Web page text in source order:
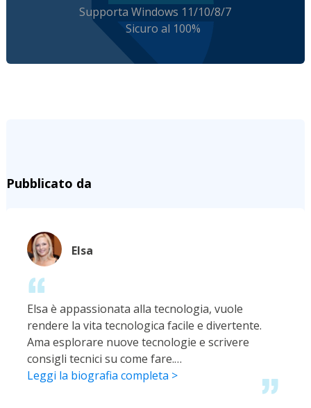
Supporta Windows 11/10/8/7
Sicuro al 100%
Pubblicato da
Elsa
Elsa è appassionata alla tecnologia, vuole
rendere la vita tecnologica facile e divertente.
Ama esplorare nuove tecnologie e scrivere
consigli tecnici su come fare.…
Leggi la biografia completa >